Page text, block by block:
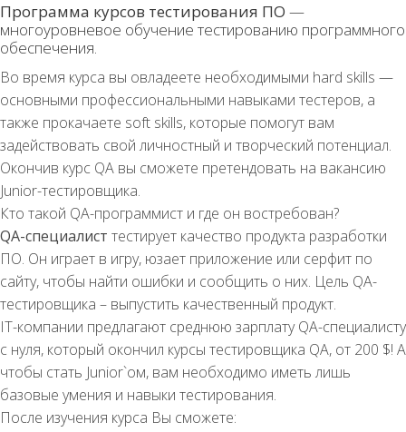
Программа курсов тестирования ПО —
многоуровневое обучение тестированию программного
обеспечения.
Во время курса вы овладеете необходимыми hard skills —
основными профессиональными навыками тестеров, а
также прокачаете soft skills, которые помогут вам
задействовать свой личностный и творческий потенциал.
Окончив курс QA вы сможете претендовать на вакансию
Junior-тестировщика.
Кто такой QA-программист и где он востребован?
QA-специалист тестирует качество продукта разработки
ПО. Он играет в игру, юзает приложение или серфит по
сайту, чтобы найти ошибки и сообщить о них. Цель QA-
тестировщика – выпустить качественный продукт.
IT-компании предлагают среднюю зарплату QA-специалисту
с нуля, который окончил курсы тестировщика QA, от 200 $! А
чтобы стать Junior`ом, вам необходимо иметь лишь
базовые умения и навыки тестирования.
После изучения курса Вы сможете: